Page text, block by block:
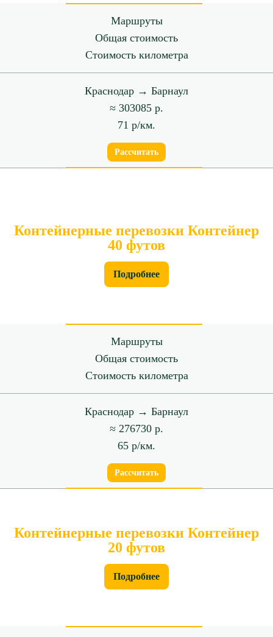
Маршруты
Общая стоимость
Стоимость километра
Краснодар → Барнаул
≈ 303085 р.
71 р/км.
Рассчитать
Контейнерные перевозки Контейнер
40 футов
Подробнее
Маршруты
Общая стоимость
Стоимость километра
Краснодар → Барнаул
≈ 276730 р.
65 р/км.
Рассчитать
Контейнерные перевозки Контейнер
20 футов
Подробнее